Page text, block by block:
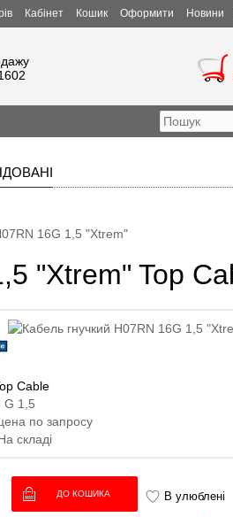
Кабінет Кошик Оформити Новини
16G 1,5 "Xtrem"
"Xtrem" Top
Cable
G 1,5
по запросу
складі
В улюблені